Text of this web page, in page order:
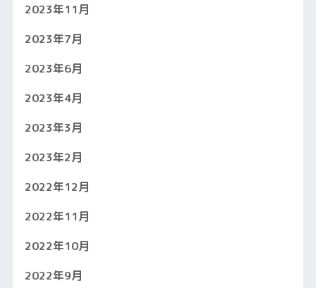
2023年11月
2023年7月
2023年6月
2023年4月
2023年3月
2023年2月
2022年12月
2022年11月
2022年10月
2022年9月